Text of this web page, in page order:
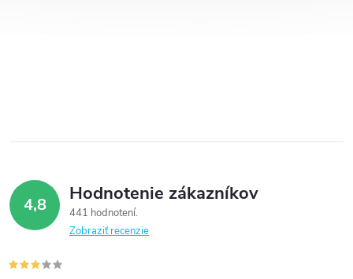
4,8 Hodnotenie zákazníkov
441 hodnotení
Zobraziť recenzie